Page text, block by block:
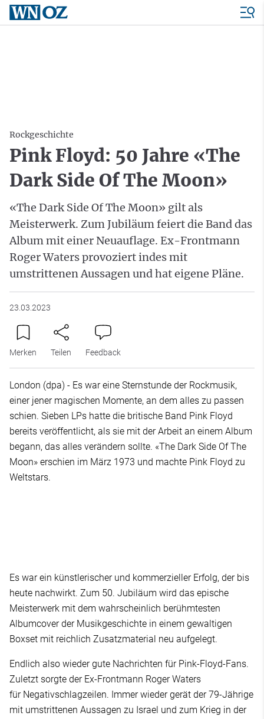
Rockgeschichte
Pink Floyd: 50 Jahre «The
Dark Side Of The Moon»
«The Dark Side Of The Moon» gilt als
Meisterwerk. Zum Jubiläum feiert die Band das
Album mit einer Neuauflage. Ex-Frontmann
Roger Waters provoziert indes mit
umstrittenen Aussagen und hat eigene Pläne.
23.03.2023
Merken Teilen Feedback
London (dpa) - Es war eine Sternstunde der Rockmusik,
einer jener magischen Momente, an dem alles zu passen
schien. Sieben LPs hatte die britische Band Pink Floyd
bereits veröffentlicht, als sie mit der Arbeit an einem Album
begann, das alles verändern sollte. «The Dark Side Of The
Moon» erschien im März 1973 und machte Pink Floyd zu
Weltstars.
Es war ein künstlerischer und kommerzieller Erfolg, der bis
heute nachwirkt. Zum 50. Jubiläum wird das epische
Meisterwerk mit dem wahrscheinlich berühmtesten
Albumcover der Musikgeschichte in einem gewaltigen
Boxset mit reichlich Zusatzmaterial neu aufgelegt.
Endlich also wieder gute Nachrichten für Pink-Floyd-Fans.
Zuletzt sorgte der Ex-Frontmann Roger Waters
für Negativschlagzeilen. Immer wieder gerät der 79-Jährige
mit umstrittenen Aussagen zu Israel und zum Krieg in der